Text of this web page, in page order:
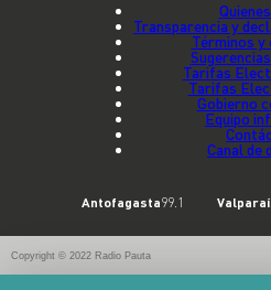
Transparencia y
Términos y
Tarifas
Tarifas
Gobierno
Equipo
Canal de
Antofagasta99.1
Copyright © 2022 Radio Pauta